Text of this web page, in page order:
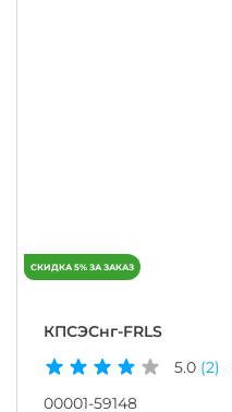
КПСЭСнг-FRLS
5.0 (2)
00001-59148